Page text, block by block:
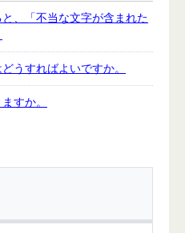
、「不当な文字が含まれた
うすればよいですか。
すか。